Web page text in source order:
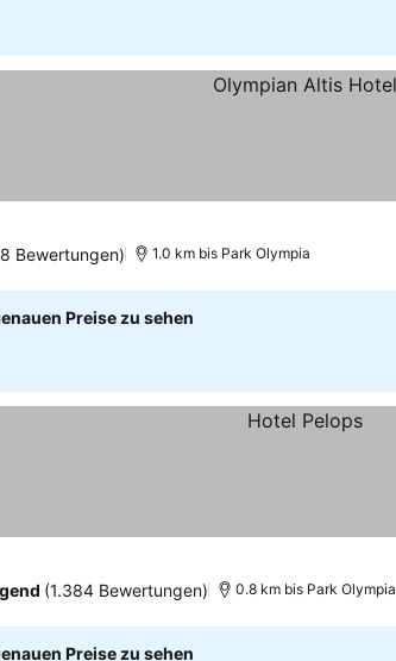
Bewertungen) 1.0 km bis Park Olympia
Preise zu sehen
(1.384 Bewertungen) 0.8 km bis Park Olympia
Preise zu sehen